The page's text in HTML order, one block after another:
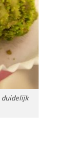
duidelijk